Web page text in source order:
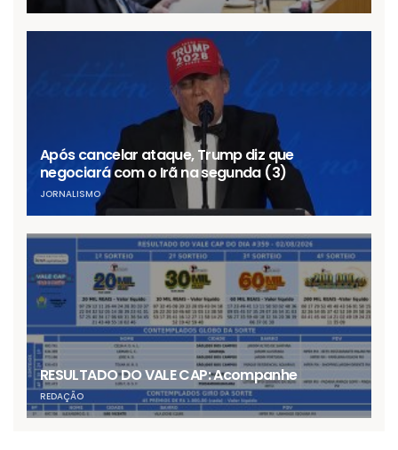
Após cancelar ataque, Trump diz que
negociará com o Irã na segunda (3)
JORNALISMO
RESULTADO DO VALE CAP: Acompanhe
REDAÇÃO